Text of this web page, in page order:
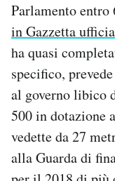
Parlamento
in Gazzetta
ha quasi
specifico,
al governo libico
500 in dotazione
vedette da 27
alla Guarda di